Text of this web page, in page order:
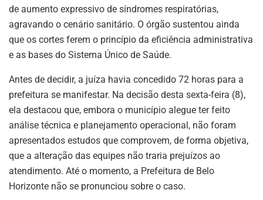
de aumento expressivo de síndromes respiratórias,
agravando o cenário sanitário. O órgão sustentou ainda
que os cortes ferem o princípio da eficiência administrativa
e as bases do Sistema Único de Saúde.
Antes de decidir, a juíza havia concedido 72 horas para a
prefeitura se manifestar. Na decisão desta sexta-feira (8),
ela destacou que, embora o município alegue ter feito
análise técnica e planejamento operacional, não foram
apresentados estudos que comprovem, de forma objetiva,
que a alteração das equipes não traria prejuízos ao
atendimento. Até o momento, a Prefeitura de Belo
Horizonte não se pronunciou sobre o caso.